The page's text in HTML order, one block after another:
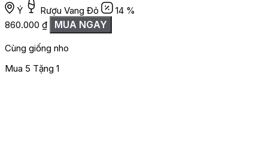
Ý Rượu Vang Đỏ
14 %
860.000 ₫ MUA NGAY
Cùng giống nho
Mua 5 Tặng 1